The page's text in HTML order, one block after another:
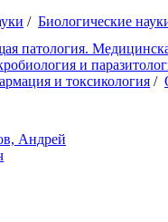
/ Биологические
патология.
и
и токсикология /
Андрей